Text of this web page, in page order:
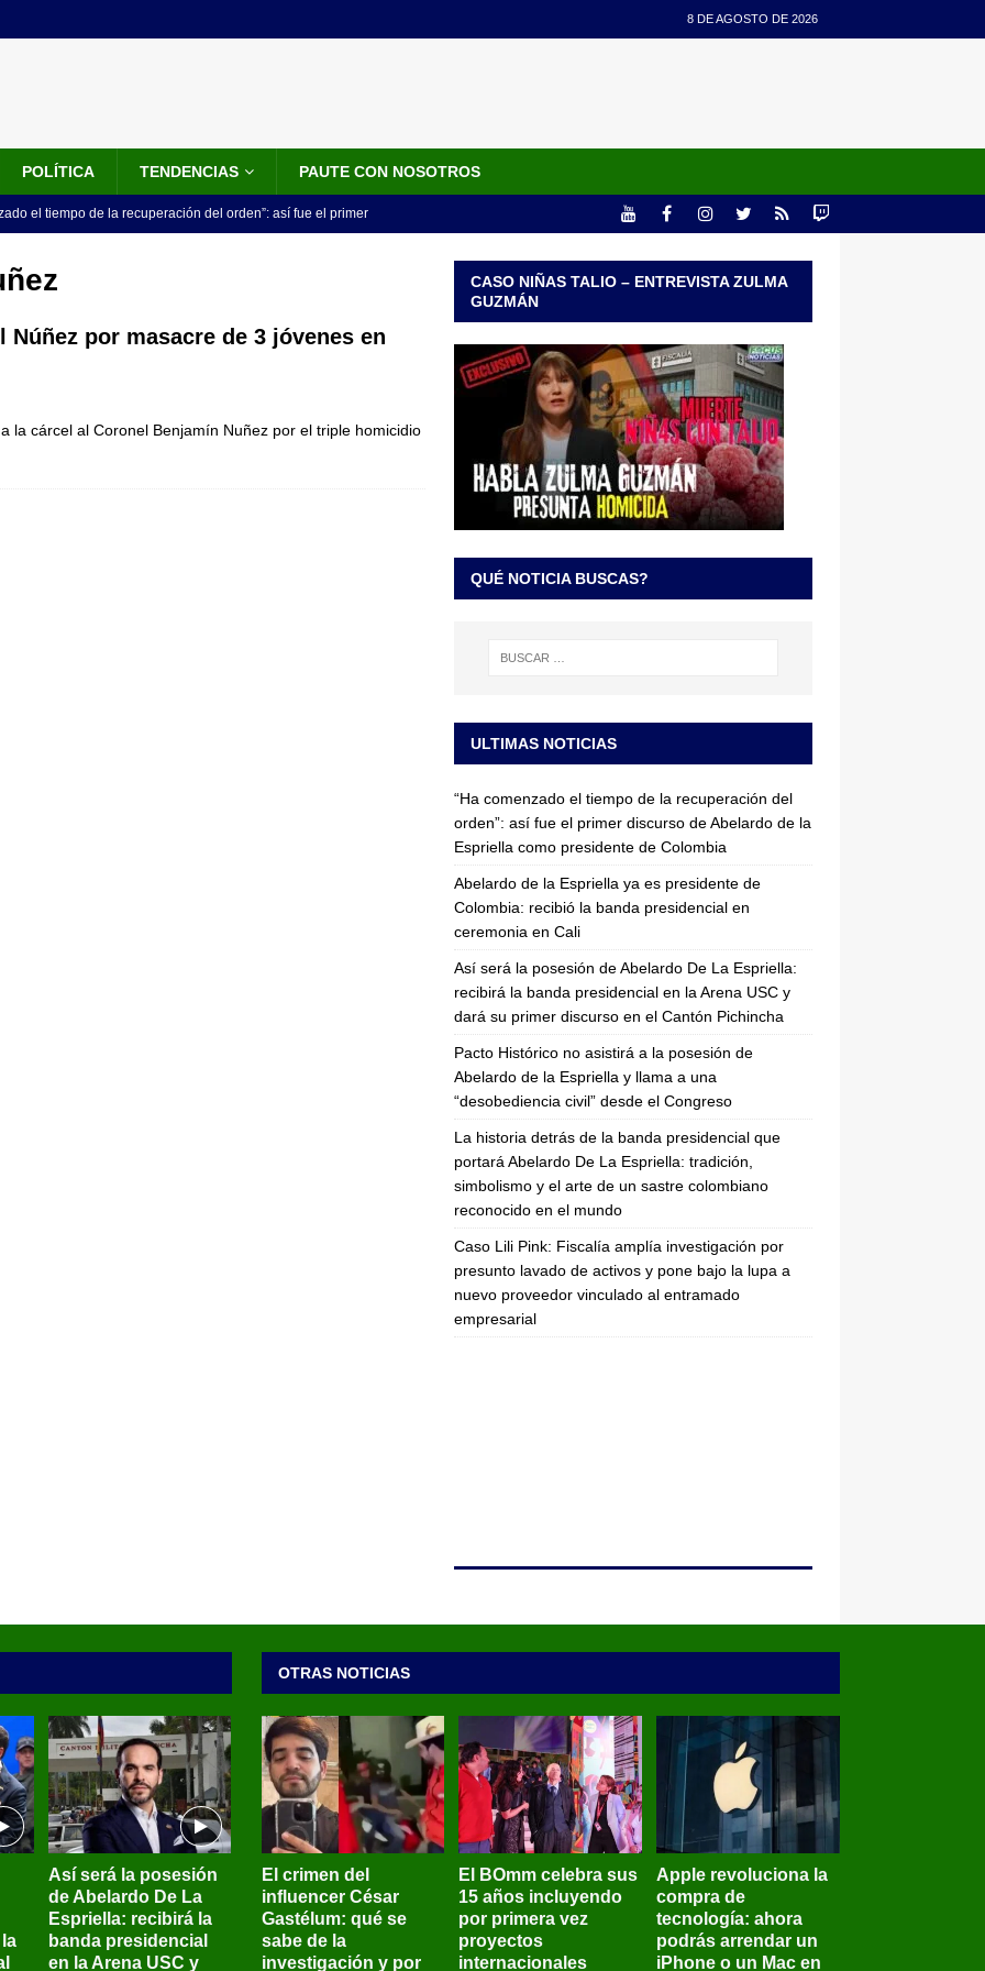
8 DE AGOSTO DE 2026
POLÍTICA TENDENCIAS PAUTE CON NOSOTROS
el tiempo de la recuperación del orden”: así fue el primer
la Espriella ya es presidente de Colombia: recibió la banda
LO ÚLTIMO
en el Cantón Pichincha
no asistirá a la posesión de Abelardo de la Espriella y llama a
por masacre de 3 jóvenes en
la cárcel al Coronel Benjamín Nuñez por el triple homicidio
CASO NIÑAS TALIO – ENTREVISTA ZULMA
GUZMÁN
QUÉ NOTICIA BUSCAS?
ULTIMAS NOTICIAS
“Ha comenzado el tiempo de la recuperación del
orden”: así fue el primer discurso de Abelardo de la
Espriella como presidente de Colombia
Abelardo de la Espriella ya es presidente de
Colombia: recibió la banda presidencial en
ceremonia en Cali
Así será la posesión de Abelardo De La Espriella:
recibirá la banda presidencial en la Arena USC y
dará su primer discurso en el Cantón Pichincha
Pacto Histórico no asistirá a la posesión de
Abelardo de la Espriella y llama a una
“desobediencia civil” desde el Congreso
La historia detrás de la banda presidencial que
portará Abelardo De La Espriella: tradición,
simbolismo y el arte de un sastre colombiano
reconocido en el mundo
Caso Lili Pink: Fiscalía amplía investigación por
presunto lavado de activos y pone bajo la lupa a
nuevo proveedor vinculado al entramado
empresarial
Así será la posesión
de Abelardo De La
Espriella: recibirá la
banda presidencial
en la Arena USC y
OTRAS NOTICIAS
El crimen del
influencer César
Gastélum: qué se
sabe de la
investigación y por
El BOmm celebra sus
15 años incluyendo
por primera vez
proyectos
internacionales
Apple revoluciona la
compra de
tecnología: ahora
podrás arrendar un
iPhone o un Mac en